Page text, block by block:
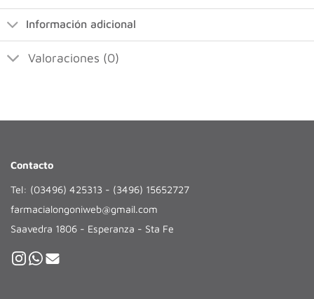
Información adicional
Valoraciones (0)
Contacto
Tel: (03496) 425313 - (3496) 15652727
farmacialongoniweb@gmail.com
Saavedra 1806 - Esperanza - Sta Fe